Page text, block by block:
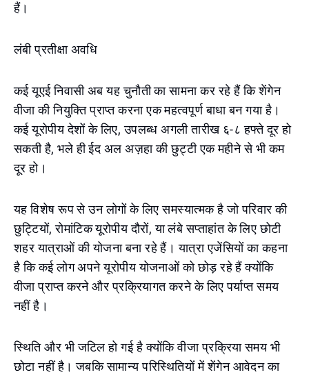
हैं।
लंबी प्रतीक्षा अवधि
कई यूएई निवासी अब यह चुनौती का सामना कर रहे हैं कि शेंगेन
वीजा की नियुक्ति प्राप्त करना एक महत्वपूर्ण बाधा बन गया है।
कई यूरोपीय देशों के लिए, उपलब्ध अगली तारीख ६-८ हफ्ते दूर हो
सकती है, भले ही ईद अल अज़हा की छुट्टी एक महीने से भी कम
दूर हो।
यह विशेष रूप से उन लोगों के लिए समस्यात्मक है जो परिवार की
छुट्टियों, रोमांटिक यूरोपीय दौरों, या लंबे सप्ताहांत के लिए छोटी
शहर यात्राओं की योजना बना रहे हैं। यात्रा एजेंसियों का कहना
है कि कई लोग अपने यूरोपीय योजनाओं को छोड़ रहे हैं क्योंकि
वीजा प्राप्त करने और प्रक्रियागत करने के लिए पर्याप्त समय
नहीं है।
स्थिति और भी जटिल हो गई है क्योंकि वीजा प्रक्रिया समय भी
छोटा नहीं है। जबकि सामान्य परिस्थितियों में शेंगेन आवेदन का